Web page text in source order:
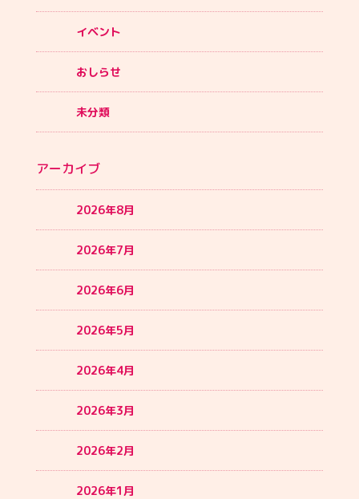
イベント
おしらせ
未分類
アーカイブ
2026年8月
2026年7月
2026年6月
2026年5月
2026年4月
2026年3月
2026年2月
2026年1月